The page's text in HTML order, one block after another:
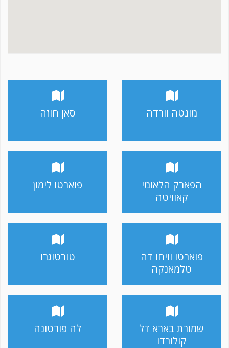
מונטה וורדה סאן חוזה
הפארק הלאומי
קאוויטה
פוארטו לימון
פוארטו וויחו דה
טלמאנקה
טורטוגרו
שמורת בארא דל
קולורדו
לה פורטונה